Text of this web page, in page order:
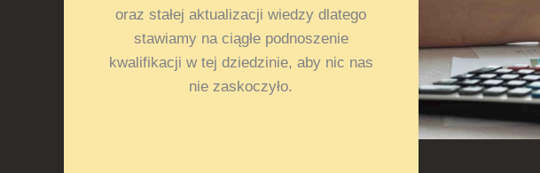
oraz stałej aktualizacji wiedzy dlatego
stawiamy na ciągłe podnoszenie
kwalifikacji w tej dziedzinie, aby nic nas
nie zaskoczyło.